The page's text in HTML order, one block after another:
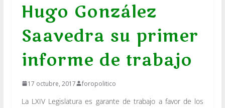
Hugo González
Saavedra su primer
informe de trabajo
17 octubre, 2017 foropolitico
La LXIV Legislatura es garante de trabajo a favor de los